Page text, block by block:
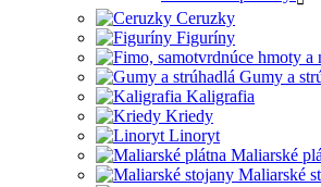
Ceruzky
Figuríny
Gumy a
Kaligrafia
Kriedy
Linoryt
Maliarské
Maliarské